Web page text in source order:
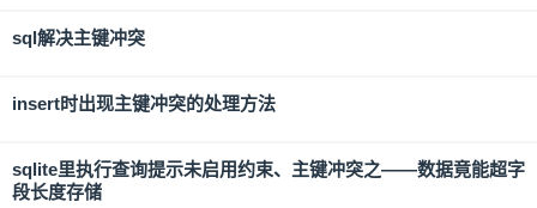
sql解决主键冲突
insert时出现主键冲突的处理方法
sqlite里执行查询提示未启用约束、主键冲突之——数据竟能超字
段长度存储